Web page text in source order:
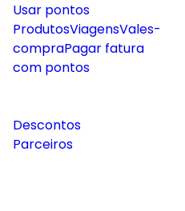
Usar pontos
ProdutosViagensVales-
compraPagar fatura
com pontos
Descontos
Parceiros